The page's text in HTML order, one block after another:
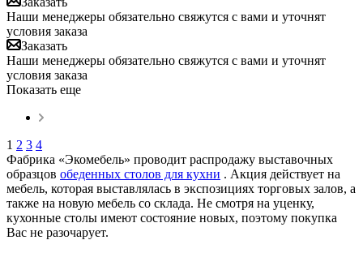
Наши менеджеры обязательно свяжутся с вами и уточнят
условия заказа
Заказать
Наши менеджеры обязательно свяжутся с вами и уточнят
условия заказа
Показать еще
1 2 3 4
Фабрика «Экомебель» проводит распродажу выставочных
образцов обеденных столов для кухни . Акция действует на
мебель, которая выставлялась в экспозициях торговых залов, а
также на новую мебель со склада. Не смотря на уценку,
кухонные столы имеют состояние новых, поэтому покупка
Вас не разочарует.